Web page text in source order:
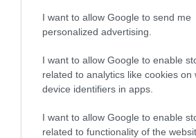
I want to allow Google to send me
personalized advertising.
I want to allow Google to enable
related to analytics like cookies on
device identifiers in apps.
I want to allow Google to enable
related to functionality of the